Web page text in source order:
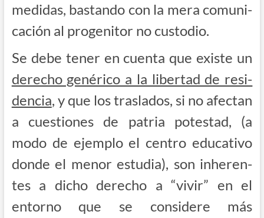
medi­das, bas­tan­do con la mera comu­ni­
ca­ción al pro­ge­ni­tor no custodio.
Se debe tener en cuen­ta que exis­te un
dere­cho gené­ri­co a la liber­tad de resi­
den­cia, y que los tras­la­dos, si no afec­tan
a cues­tio­nes de patria potes­tad, (a
modo de ejem­plo el cen­tro edu­ca­ti­vo
don­de el menor estu­dia), son inhe­ren­
tes a dicho dere­cho a “vivir” en el
entorno que se con­si­de­re más